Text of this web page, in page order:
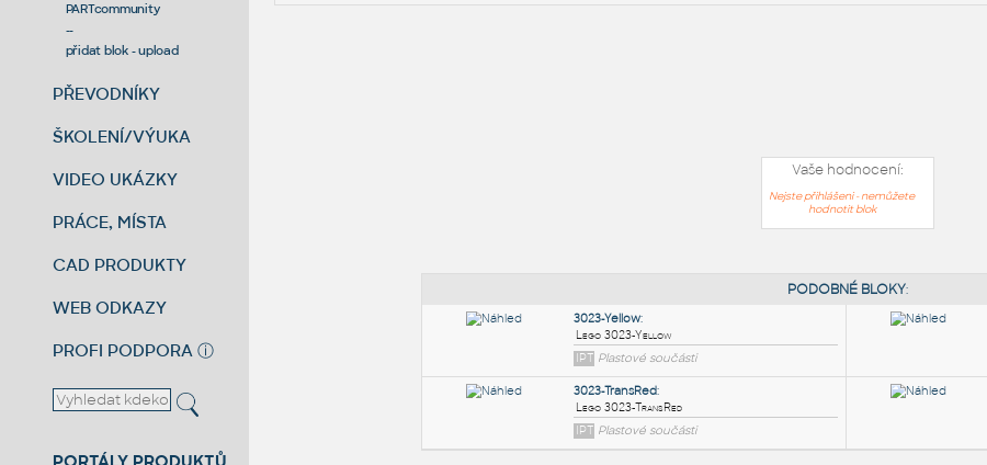
PARTcommunity
--
přidat blok - upload
PŘEVODNÍKY
ŠKOLENÍ/VÝUKA
VIDEO UKÁZKY
PRÁCE, MÍSTA
CAD PRODUKTY
WEB ODKAZY
PROFI PODPORA ⓘ
PORTÁLY PRODUKTŮ
Vaše hodnocení:
Nejste přihlášeni - nemůžete
hodnotit blok